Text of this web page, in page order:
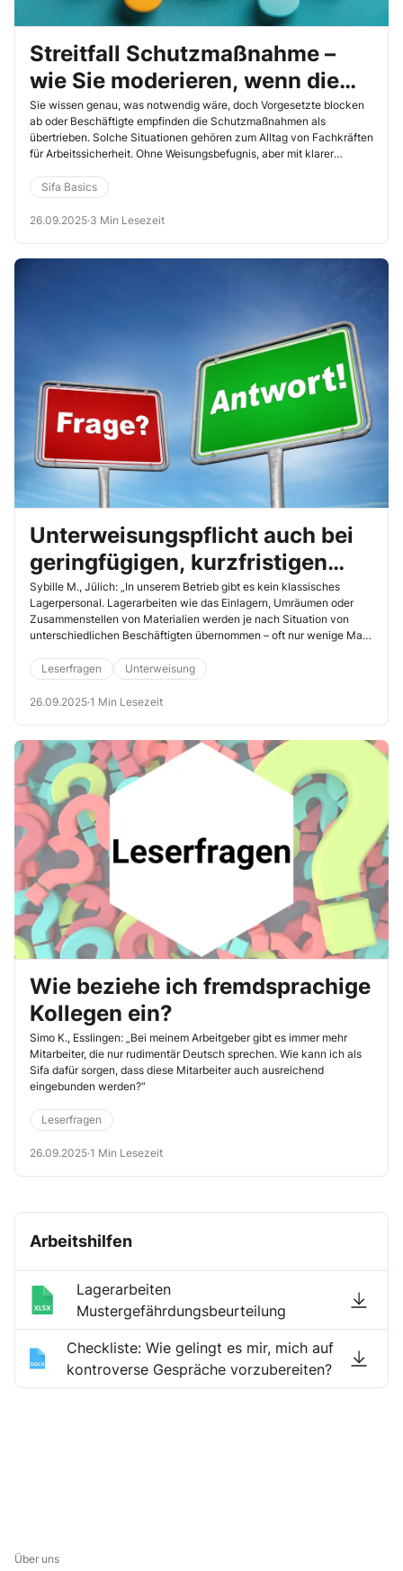
Streitfall Schutzmaßnahme –
wie Sie moderieren, wenn die
Einsicht fehlt
Sie wissen genau, was notwendig wäre, doch Vorgesetzte blocken
ab oder Beschäftigte empfinden die Schutzmaßnahmen als
übertrieben. Solche Situationen gehören zum Alltag von Fachkräften
für Arbeitssicherheit. Ohne Weisungsbefugnis, aber mit klarer
Spannungsfeld aus Sicherheit, Wirtschaftlichkeit und Akzeptanz.
Sifa Basics
26.09.2025·3 Min Lesezeit
Unterweisungspflicht auch bei
geringfügigen, kurzfristigen
Lagerarbeiten?
Sybille M., Jülich: „In unserem Betrieb gibt es kein klassisches
Lagerpersonal. Lagerarbeiten wie das Einlagern, Umräumen oder
Zusammenstellen von Materialien werden je nach Situation von
unterschiedlichen Beschäftigten übernommen – oft nur wenige Male
Thema „Lagerarbeit“ unterweisen, obwohl das nicht zu ihrem
eigentlichen Aufgabenbereich gehört?“
Leserfragen Unterweisung
26.09.2025·1 Min Lesezeit
Wie beziehe ich fremdsprachige
Kollegen ein?
Simo K., Esslingen: „Bei meinem Arbeitgeber gibt es immer mehr
Mitarbeiter, die nur rudimentär Deutsch sprechen. Wie kann ich als
Sifa dafür sorgen, dass diese Mitarbeiter auch ausreichend
eingebunden werden?“
Leserfragen
26.09.2025·1 Min Lesezeit
Arbeitshilfen
Lagerarbeiten
Mustergefährdungsbeurteilung
Checkliste: Wie gelingt es mir, mich auf
kontroverse Gespräche vorzubereiten?
Über uns